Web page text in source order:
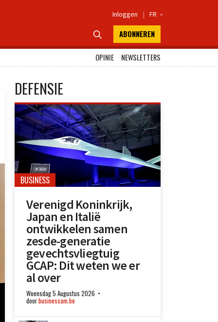
Inloggen | FR 
 ABONNEREN
OPINIE
NEWSLETTERS
DEFENSIE
BUSINESS
Verenigd Koninkrijk,
Japan en Italië
ontwikkelen samen
zesde-generatie
gevechtsvliegtuig
GCAP: Dit weten we er
al over
Woensdag 5 Augustus 2026
doorbusinessam.be